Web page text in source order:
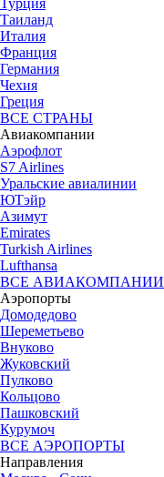
Таиланд
Италия
Франция
Германия
Чехия
Греция
ВСЕ СТРАНЫ
Авиакомпании
Аэрофлот
S7 Airlines
Уральские авиалинии
ЮТэйр
Азимут
Emirates
Turkish Airlines
Lufthansa
ВСЕ АВИАКОМПАНИИ
Аэропорты
Домодедово
Шереметьево
Внуково
Жуковский
Пулково
Кольцово
Пашковский
Курумоч
ВСЕ АЭРОПОРТЫ
Направления